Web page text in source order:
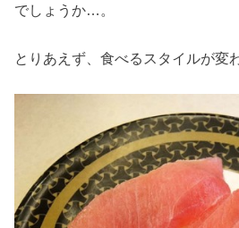
でしょうか…。
とりあえず、食べるスタイルが変